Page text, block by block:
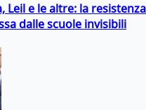
Leil e le altre: la
dalle scuole invisibili